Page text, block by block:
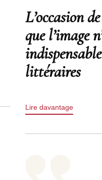
L’occasion
que l’image
littéraires
Lire davantage